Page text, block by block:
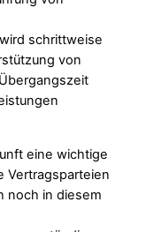
schrittweise
von
eine wichtige
Vertragsparteien
noch in diesem